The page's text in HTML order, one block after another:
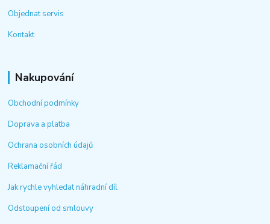
Objednat servis
Kontakt
Nakupování
Obchodní podmínky
Doprava a platba
Ochrana osobních údajů
Reklamační řád
Jak rychle vyhledat náhradní díl
Odstoupení od smlouvy